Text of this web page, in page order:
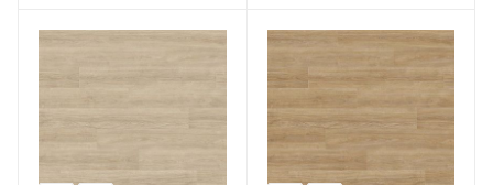
Колекція
Tritty 100